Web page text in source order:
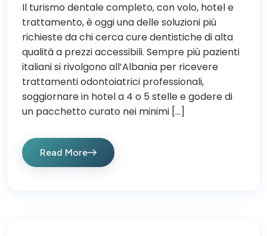
Il turismo dentale completo, con volo, hotel e
trattamento, è oggi una delle soluzioni più
richieste da chi cerca cure dentistiche di alta
qualità a prezzi accessibili. Sempre più pazienti
italiani si rivolgono all’Albania per ricevere
trattamenti odontoiatrici professionali,
soggiornare in hotel a 4 o 5 stelle e godere di
un pacchetto curato nei minimi […]
Read More